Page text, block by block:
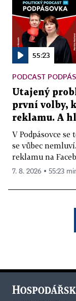
55:23
PODCAST
Utajený
první volby,
reklamu. A
V Podpásovce
se vůbec
reklamu na
7. 8. 2026 ▪ 55:23